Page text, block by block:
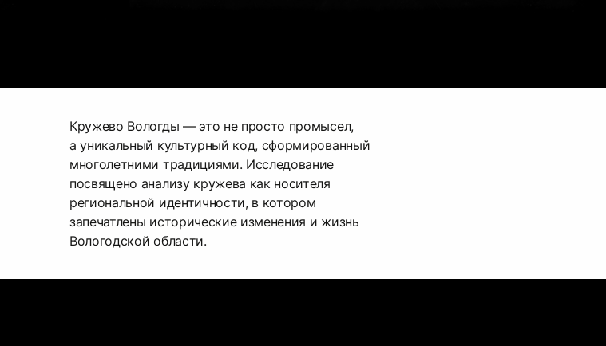
Кружево Вологды — это не просто промысел,
а уникальный культурный код, сформированный
многолетними традициями. Исследование
посвящено анализу кружева как носителя
региональной идентичности, в котором
запечатлены исторические изменения и жизнь
Вологодской области.